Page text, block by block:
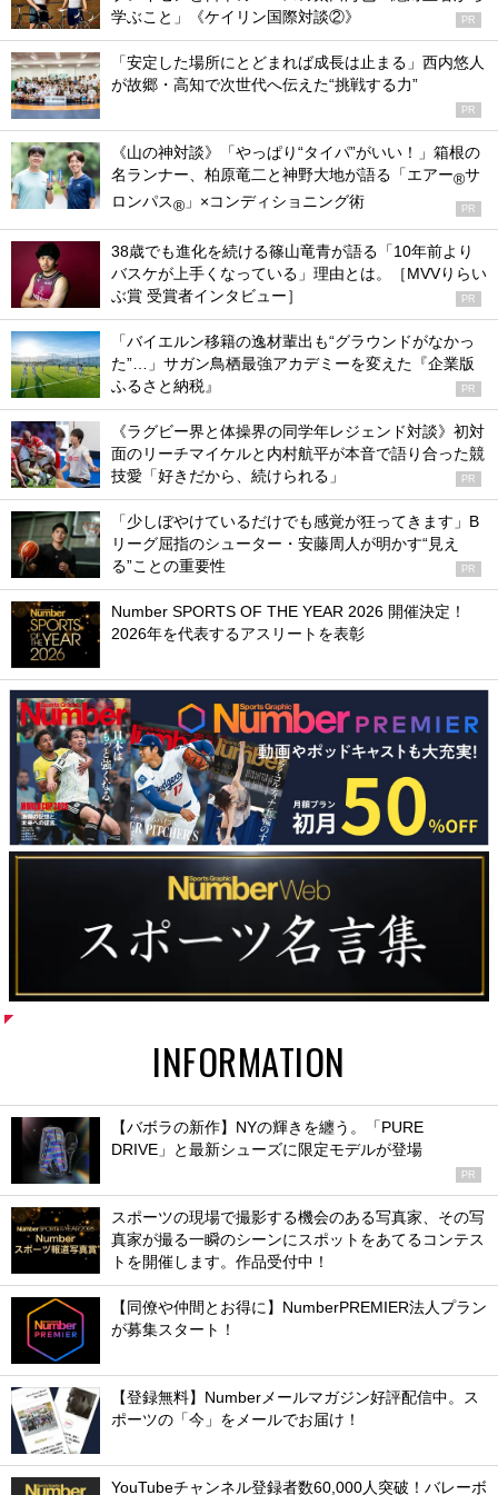
学ぶこと」《ケイリン国際対談②》
PR
「安定した場所にとどまれば成長は止まる」西内悠人
が故郷・高知で次世代へ伝えた“挑戦する力”
PR
《山の神対談》「やっぱり“タイパ”がいい！」箱根の
名ランナー、柏原竜二と神野大地が語る「エアー®サ
ロンパス® 」×コンディショニング術 PR
38歳でも進化を続ける篠山竜青が語る「10年前より
バスケが上手くなっている」理由とは。［MVVりらい
ぶ賞 受賞者インタビュー］
PR
「バイエルン移籍の逸材輩出も“グラウンドがなかっ
た”…」サガン鳥栖最強アカデミーを変えた『企業版
ふるさと納税』
PR
《ラグビー界と体操界の同学年レジェンド対談》初対
面のリーチマイケルと内村航平が本音で語り合った競
技愛「好きだから、続けられる」
PR
「少しぼやけているだけでも感覚が狂ってきます」B
リーグ屈指のシューター・安藤周人が明かす“見え
る”ことの重要性
PR
Number SPORTS OF THE YEAR 2026 開催決定！
2026年を代表するアスリートを表彰
INFORMATION
【バボラの新作】NYの輝きを纏う。「PURE
DRIVE」と最新シューズに限定モデルが登場
PR
スポーツの現場で撮影する機会のある写真家、その写
真家が撮る一瞬のシーンにスポットをあてるコンテス
トを開催します。作品受付中！
【同僚や仲間とお得に】NumberPREMIER法人プラン
が募集スタート！
【登録無料】Numberメールマガジン好評配信中。ス
ポーツの「今」をメールでお届け！
YouTubeチャンネル登録者数60,000人突破！バレーボ